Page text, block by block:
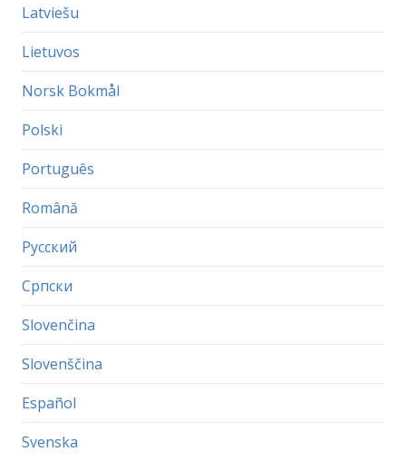
Latviešu
Lietuvos
Norsk Bokmål
Polski
Português
Română
Русский
Српски
Slovenčina
Slovenščina
Español
Svenska